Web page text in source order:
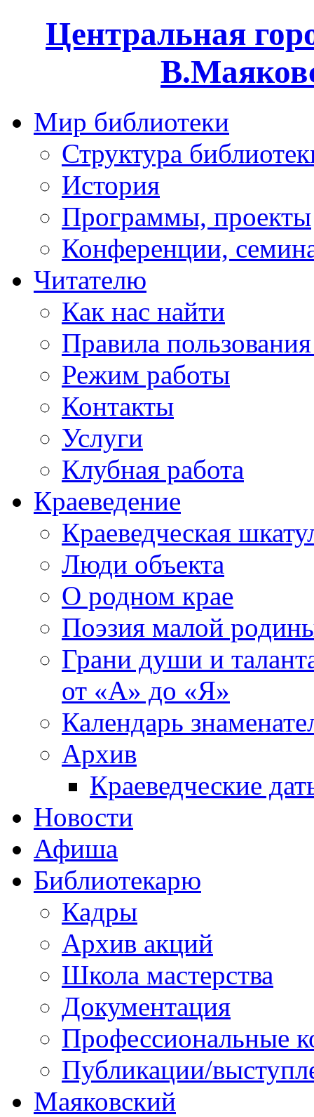
Центральная
Мир библиотеки
Структура
История
Программы, проекты
Конференции,
Читателю
Как нас найти
Правила
Режим работы
Контакты
Услуги
Клубная работа
Краеведение
Краеведческая
Люди объекта
О родном крае
Поэзия малой
Грани души и
от «А» до «Я»
Календарь
Архив
Краеведческие
Новости
Афиша
Библиотекарю
Кадры
Архив акций
Школа мастерства
Документация
Профессиональные
Публикации/
Маяковский